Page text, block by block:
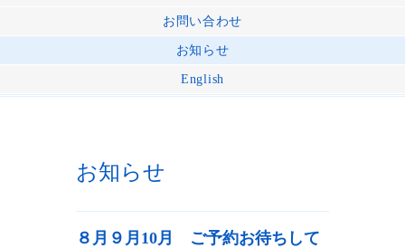
お問い合わせ
お知らせ
English
お知らせ
８月９月10月 ご予約お待ちして